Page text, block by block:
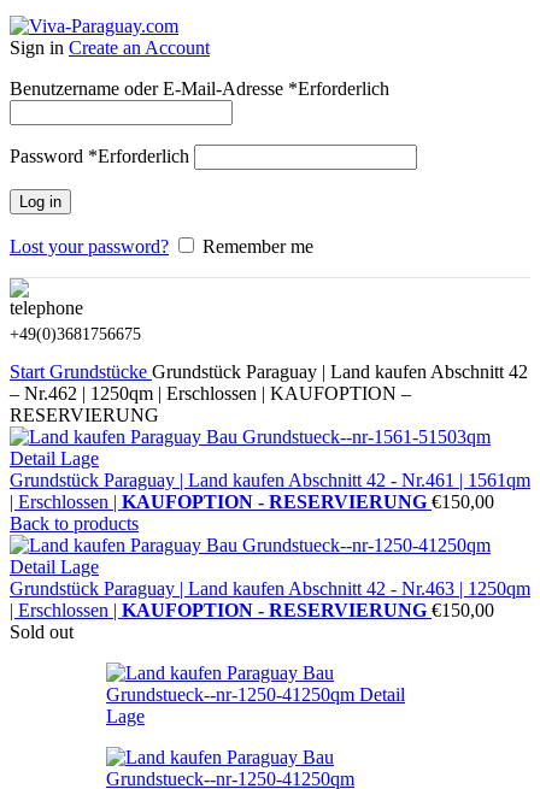
Sign in Create an Account
Benutzername oder E-Mail-Adresse *Erforderlich
Password *Erforderlich
Log in
Lost your password? Remember me
+49(0)3681756675
Start Grundstücke Grundstück Paraguay | Land kaufen Abschnitt 42
– Nr.462 | 1250qm | Erschlossen | KAUFOPTION –
RESERVIERUNG
Grundstück Paraguay | Land kaufen Abschnitt 42 - Nr.461 | 1561qm
| Erschlossen | KAUFOPTION - RESERVIERUNG €150,00
Back to products
Grundstück Paraguay | Land kaufen Abschnitt 42 - Nr.463 | 1250qm
| Erschlossen | KAUFOPTION - RESERVIERUNG €150,00
Sold out